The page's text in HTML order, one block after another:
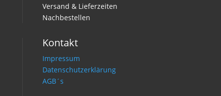
Versand & Lieferzeiten
Nachbestellen
Kontakt
Impressum
Datenschutzerklärung
AGB´s